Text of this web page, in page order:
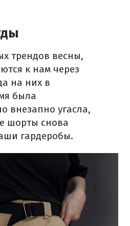
трендов весны,
к нам через
на них в
была
внезапно угасла,
шорты снова
гардеробы.